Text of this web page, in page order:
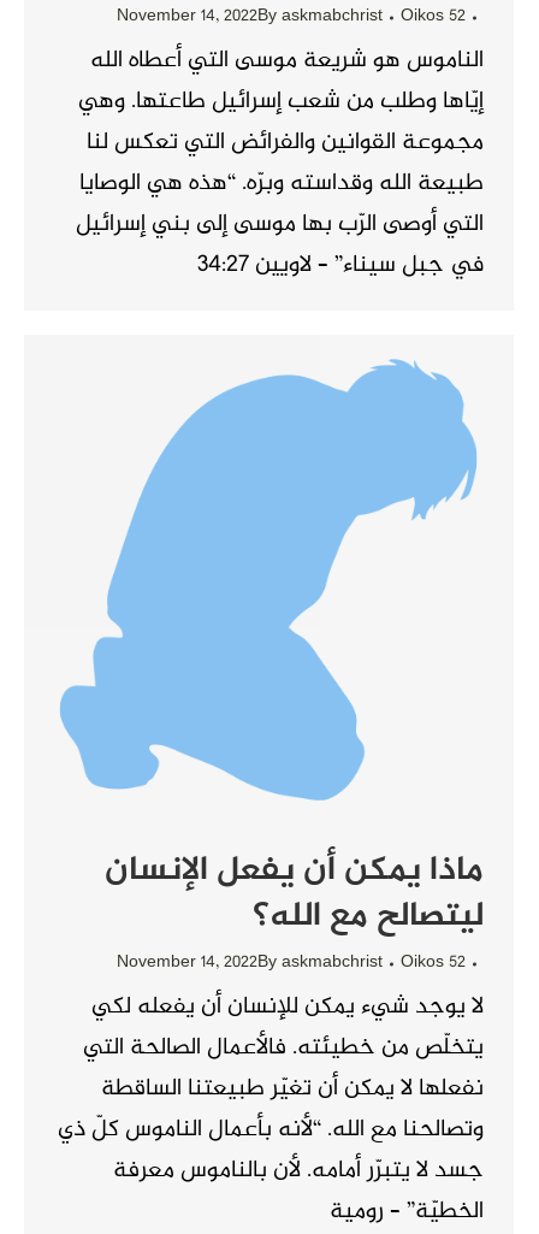
Oikos 52
Byaskmabchrist
November 14, 2022
الناموس هو شريعة موسى التي أعطاه الله
إيّاها وطلب من شعب إسرائيل طاعتها. وهي
مجموعة القوانين والفرائض التي تعكس لنا
طبيعة الله وقداسته وبرّه. “هذه هي الوصايا
التي أوصى الرّب بها موسى إلى بني إسرائيل
في جبل سيناء” – لاويين 34:27
ماذا يمكن أن يفعل الإنسان
ليتصالح مع الله؟
Oikos 52
Byaskmabchrist
November 14, 2022
لا يوجد شيء يمكن للإنسان أن يفعله لكي
يتخلّص من خطيئته. فالأعمال الصالحة التي
نفعلها لا يمكن أن تغيّر طبيعتنا الساقطة
وتصالحنا مع الله. “لأنه بأعمال الناموس كلّ ذي
جسد لا يتبرّر أمامه. لأن بالناموس معرفة
الخطيّة” – رومية